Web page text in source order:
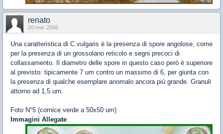
renato
20 mar 2006
Una caratteristica di C.vulgaris è la presenza di spore angolose, come
per la presenza di un grossolano reticolo e segni precoci di
collassamento. Il diametro delle spore in questo caso però è superiore
al previsto: tipicamente 7 um contro un massimo di 6, per giunta con
la presenza di qualche esemplare anomalo ancora più grande. Granuli
attorno ad 1,5 um.
Foto N°5 (cornice verde a 50x50 um)
Immagini Allegate